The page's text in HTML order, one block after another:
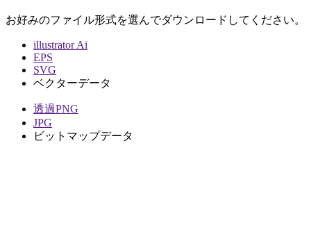
お好みのファイル形式を選んでダウンロードしてください。
illustrator Ai
EPS
SVG
ベクターデータ
透過PNG
JPG
ビットマップデータ